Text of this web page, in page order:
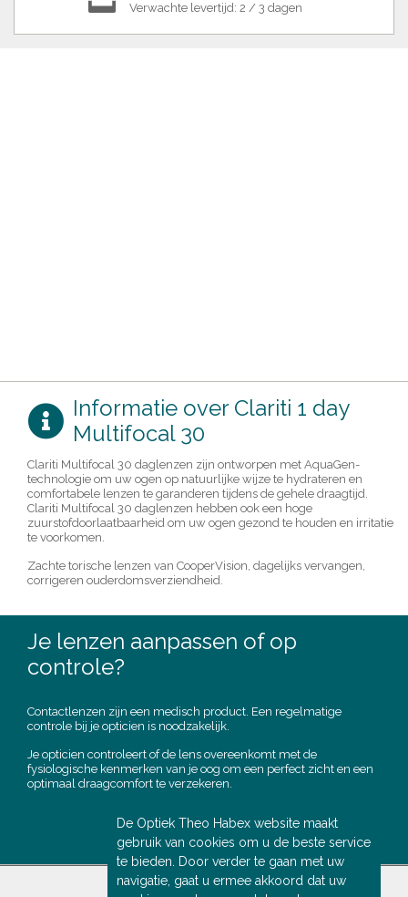
Verwachte levertijd: 2 / 3 dagen
Informatie over Clariti 1 day
Multifocal 30
Clariti Multifocal 30 daglenzen zijn ontworpen met AquaGen-
technologie om uw ogen op natuurlijke wijze te hydrateren en
comfortabele lenzen te garanderen tijdens de gehele draagtijd.
Clariti Multifocal 30 daglenzen hebben ook een hoge
zuurstofdoorlaatbaarheid om uw ogen gezond te houden en irritatie
te voorkomen.
Zachte torische lenzen van CooperVision, dagelijks vervangen,
corrigeren ouderdomsverziendheid.
Je lenzen aanpassen of op
controle?
Contactlenzen zijn een medisch product. Een regelmatige
controle bij je opticien is noodzakelijk.
Je opticien controleert of de lens overeenkomt met de
fysiologische kenmerken van je oog om een perfect zicht en een
optimaal draagcomfort te verzekeren.
MAAK EEN
AFSPRAAK
De Optiek Theo Habex website maakt
gebruik van cookies om u de beste service
te bieden. Door verder te gaan met uw
navigatie, gaat u ermee akkoord dat uw